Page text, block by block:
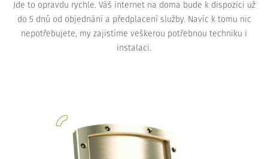
Jde to opravdu rychle. Váš internet na doma bude k dispozici už
do 5 dnů od objednání a předplacení služby. Navíc k tomu nic
nepotřebujete, my zajistíme veškerou potřebnou techniku i
instalaci.